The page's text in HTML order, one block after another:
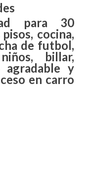
para 30
cocina,
de futbol,
billar,
y
en carro